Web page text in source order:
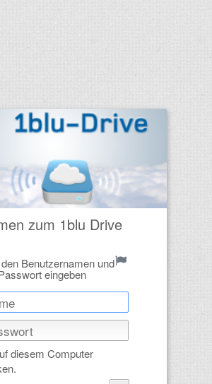
zum 1blu Drive
Benutzernamen und
eingeben
diesem Computer